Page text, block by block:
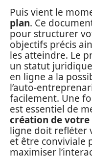
Puis vient le
plan. Ce
pour structurer
objectifs précis
les atteindre. Le
un statut
en ligne a la
l’auto-
facilement. Une
est essentiel de
création de votre
ligne doit refléter
et être conviviale
maximiser